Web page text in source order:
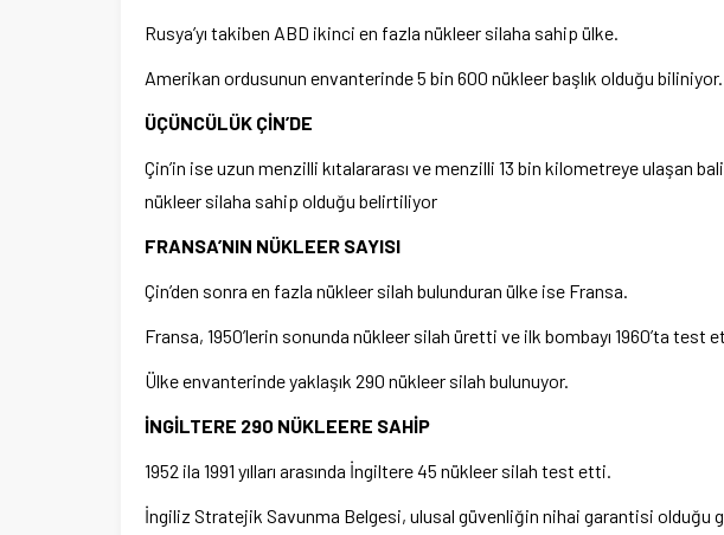
Rusya’yı takiben ABD ikinci en fazla nükleer silaha sahip ülke.
Amerikan ordusunun envanterinde 5 bin 600 nükleer başlık olduğu biliniyor.
ÜÇÜNCÜLÜK ÇİN’DE
Çin’in ise uzun menzilli kıtalararası ve menzilli 13 bin kilometreye ulaşan
nükleer silaha sahip olduğu belirtiliyor
FRANSA’NIN NÜKLEER SAYISI
Çin’den sonra en fazla nükleer silah bulunduran ülke ise Fransa.
Fransa, 1950’lerin sonunda nükleer silah üretti ve ilk bombayı 1960’ta test
Ülke envanterinde yaklaşık 290 nükleer silah bulunuyor.
İNGİLTERE 290 NÜKLEERE SAHİP
1952 ila 1991 yılları arasında İngiltere 45 nükleer silah test etti.
İngiliz Stratejik Savunma Belgesi, ulusal güvenliğin nihai garantisi olduğu